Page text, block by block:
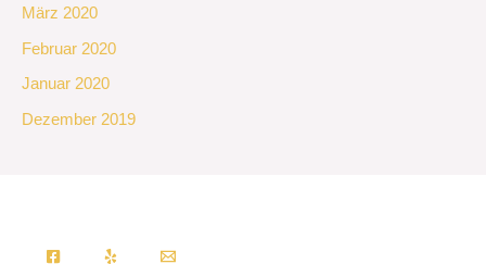
März 2020
Februar 2020
Januar 2020
Dezember 2019